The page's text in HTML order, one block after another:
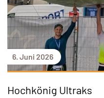
6. Juni 2026
Hochkönig Ultraks